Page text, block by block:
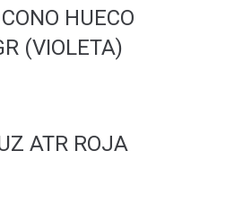
HUECO
(VIOLETA)
ATR ROJA